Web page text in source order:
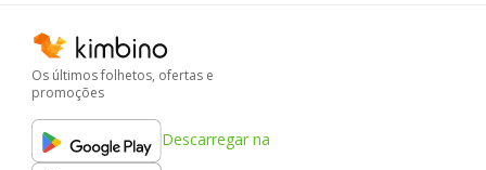
Os últimos folhetos, ofertas e
promoções
Descarregar na